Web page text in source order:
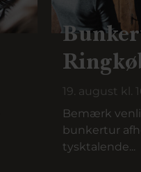
19. august kl.
Bemærk
bunkertur
tysktalende...